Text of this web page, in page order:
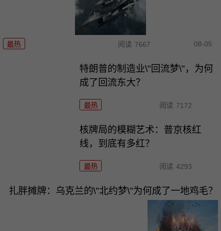
最热 阅读 7667 08-05
特朗普的制造业\"回流梦\"，为何
成了回流东大？
最热 阅读 7172
核牌局的模糊艺术：普京核红
线，到底有多红？
最热 阅读 4293
扎胖摊牌：乌克兰的\"北约梦\"为何成了一地鸡毛？